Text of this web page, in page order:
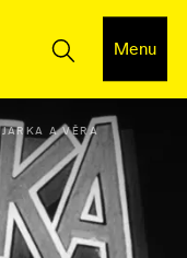
Menu
JARKA A VĚRA